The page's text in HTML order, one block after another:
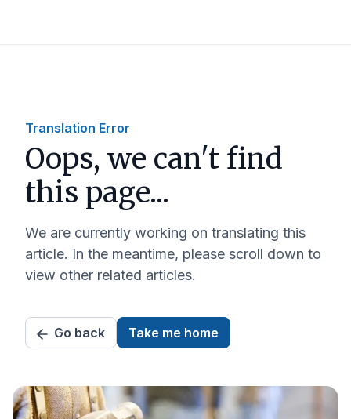
Translation Error
Oops, we can't find
this page...
We are currently working on translating this
article. In the meantime, please scroll down to
view other related articles.
Go back Take me home